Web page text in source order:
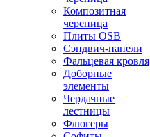
Композитная
черепица
Плиты OSB
Сэндвич-панели
Фальцевая кровля
Доборные
элементы
Чердачные
лестницы
Флюгеры